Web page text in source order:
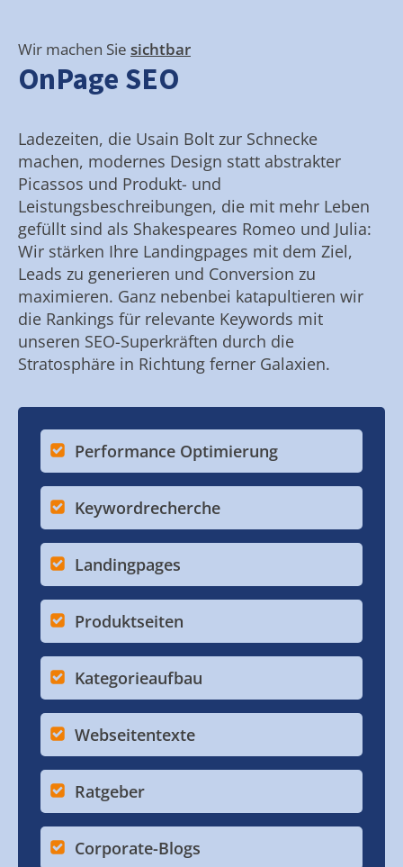
Wir machen Sie sichtbar
OnPage SEO
Ladezeiten, die Usain Bolt zur Schnecke
machen, modernes Design statt abstrakter
Picassos und Produkt- und
Leistungsbeschreibungen, die mit mehr Leben
gefüllt sind als Shakespeares Romeo und Julia:
Wir stärken Ihre Landingpages mit dem Ziel,
Leads zu generieren und Conversion zu
maximieren. Ganz nebenbei katapultieren wir
die Rankings für relevante Keywords mit
unseren SEO-Superkräften durch die
Stratosphäre in Richtung ferner Galaxien.
Performance Optimierung
Keywordrecherche
Landingpages
Produktseiten
Kategorieaufbau
Webseitentexte
Ratgeber
Corporate-Blogs